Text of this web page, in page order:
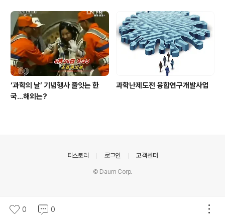
‘과학의 날’ 기념행사 줄잇는 한
국…해외는?
과학난제도전 융합연구개발사업
0 0
티스토리 로그인 고객센터
© Daum Corp.